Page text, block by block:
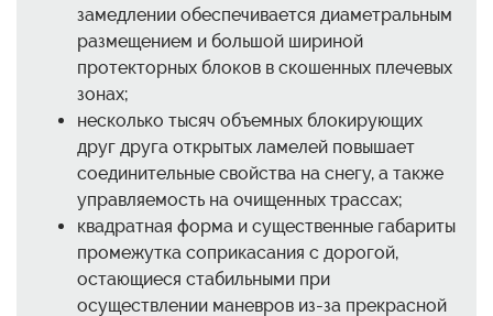
замедлении обеспечивается диаметральным
размещением и большой шириной
протекторных блоков в скошенных плечевых
зонах;
несколько тысяч объемных блокирующих
друг друга открытых ламелей повышает
соединительные свойства на снегу, а также
управляемость на очищенных трассах;
квадратная форма и существенные габариты
промежутка соприкасания с дорогой,
остающиеся стабильными при
осуществлении маневров из-за прекрасной